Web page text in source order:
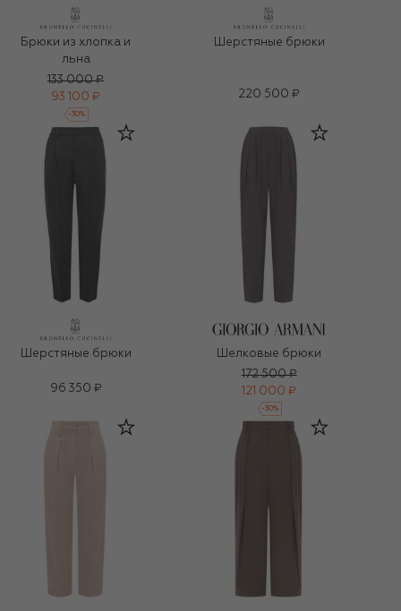
Брюки из хлопка и
льна
133 000 ₽
93 100 ₽
-30%
Шерстяные брюки
220 500 ₽
Шерстяные брюки
96 350 ₽
Шелковые брюки
172 500 ₽
121 000 ₽
-30%